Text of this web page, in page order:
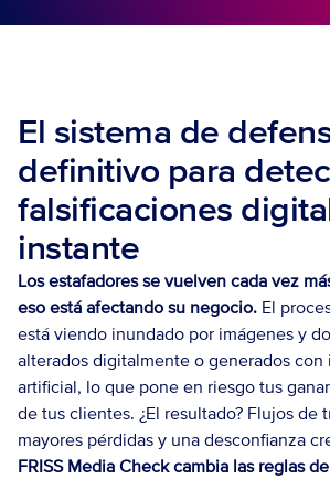
El sistema de
definitivo para
falsificaciones
instante
Los estafadores se vuelven cada vez
eso está afectando su negocio. El
está viendo inundado por imágenes y
alterados digitalmente o generados
artificial, lo que pone en riesgo tus
de tus clientes. ¿El resultado? Flujos de
mayores pérdidas y una desconfianza
FRISS Media Check cambia las reglas